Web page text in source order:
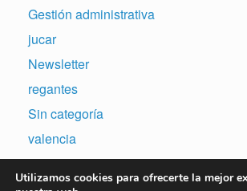
Gestión administrativa
jucar
Newsletter
regantes
Sin categoría
valencia
Utilizamos cookies para ofrecerte la mejor